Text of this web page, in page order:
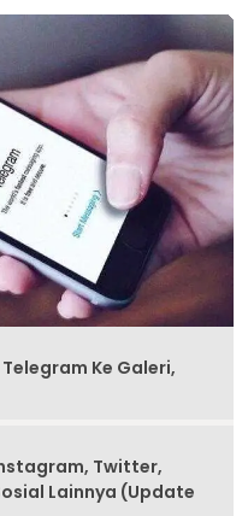
Ke Galeri,
Twitter,
Lainnya (Update